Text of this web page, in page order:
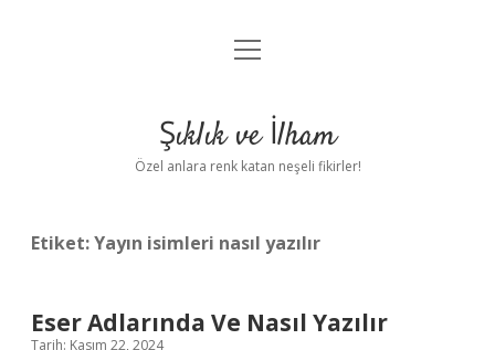
Anasayfa
Yasal Uyarı
menüyü
Şıklık ve İlham
Özel anlara renk katan neşeli fikirler!
Etiket:Yayın isimleri nasıl yazılır
Eser Adlarında Ve Nasıl Yazılır
Tarih: Kasım 22, 2024